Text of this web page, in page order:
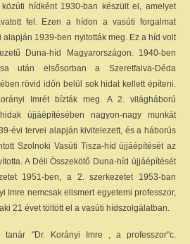
hídként 1930-ban készült el, amelyet
fel. Ezen a hídon a vasúti forgalmat
alapján 1939-ben nyitották meg. Ez a híd volt
Duna-híd Magyarországon. 1940-ben
után elsősorban a Szeretfalva-Déda
rövid időn belül sok hidat kellett építeni.
Imrét bízták meg. A 2. világháború
újjáépítésében nagyon-nagy munkát
évi tervei alapján kivitelezett, és a háborús
Szolnoki Vasúti Tisza-híd újjáépítését az
A Déli Összekötő Duna-híd újjáépítését
1951-ben, a 2. szerkezetet 1953-ban
Imre nemcsak elismert egyetemi professzor,
21 évet töltött el a vasúti hídszolgálatban.
tanár "Dr. Korányi Imre , a professzor"c.